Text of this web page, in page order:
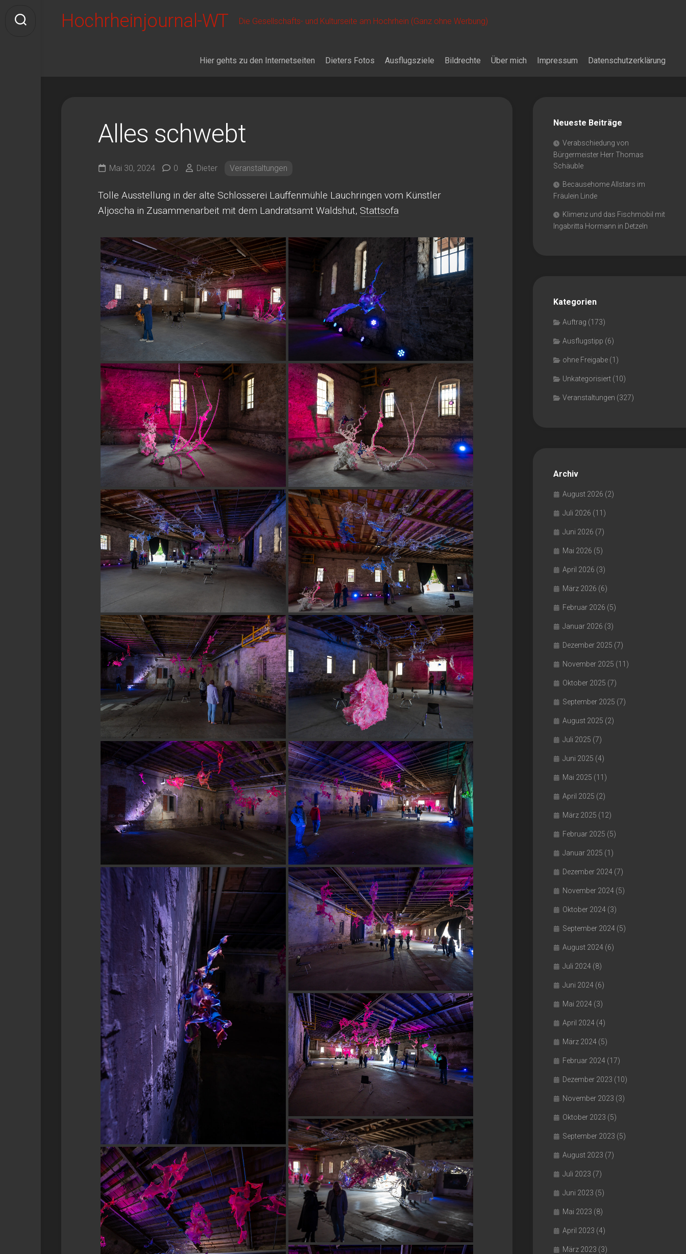
content
Hochrheinjournal-WT Die Gesellschafts- und Kulturseite am Hochrhein (Ganz ohne Werbung)
Hier gehts zu den Internetseiten Dieters Fotos Ausflugsziele Bildrechte Über mich Impressum Datenschutzerklärung
Alles schwebt
Mai 30, 2024 0 Dieter Veranstaltungen
Tolle Ausstellung in der alte Schlosserei Lauffenmühle Lauchringen vom Künstler
Aljoscha in Zusammenarbeit mit dem Landratsamt Waldshut, Stattsofa
Neueste Beiträge
Verabschiedung von
Bürgermeister Herr Thomas
Schäuble
Becausehome Allstars im
Fräulein Linde
Klimenz und das Fischmobil mit
Ingabritta Hormann in Detzeln
Kategorien
Auftrag (173)
Ausflugstipp (6)
ohne Freigabe (1)
Unkategorisiert (10)
Veranstaltungen (327)
Archiv
August 2026 (2)
Juli 2026 (11)
Juni 2026 (7)
Mai 2026 (5)
April 2026 (3)
März 2026 (6)
Februar 2026 (5)
Januar 2026 (3)
Dezember 2025 (7)
November 2025 (11)
Oktober 2025 (7)
September 2025 (7)
August 2025 (2)
Juli 2025 (7)
Juni 2025 (4)
Mai 2025 (11)
April 2025 (2)
März 2025 (12)
Februar 2025 (5)
Januar 2025 (1)
Dezember 2024 (7)
November 2024 (5)
Oktober 2024 (3)
September 2024 (5)
August 2024 (6)
Juli 2024 (8)
Juni 2024 (6)
Mai 2024 (3)
April 2024 (4)
März 2024 (5)
Februar 2024 (17)
Dezember 2023 (10)
November 2023 (3)
Oktober 2023 (5)
September 2023 (5)
August 2023 (7)
Juli 2023 (7)
Juni 2023 (5)
Mai 2023 (8)
April 2023 (4)
März 2023 (3)